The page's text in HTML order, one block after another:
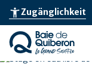
Skip
main
content
accessibility_newZugänglichkeit